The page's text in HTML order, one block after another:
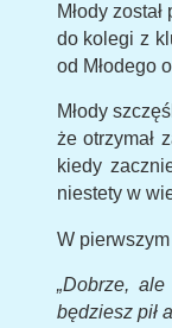
Młody
do kolegi z
od Młodego
Młody
że otrzymał
kiedy
niestety w
W
„Dobrze,
będziesz pił